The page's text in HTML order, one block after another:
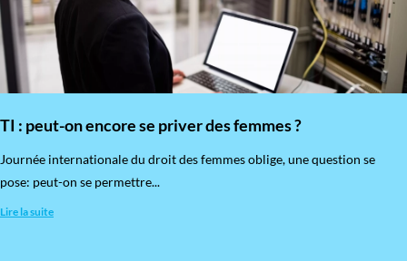
TI : peut-on encore se priver des femmes ?
​Journée internationale du droit des femmes oblige, une question se
pose: peut-on se permettre...
Lire la suite